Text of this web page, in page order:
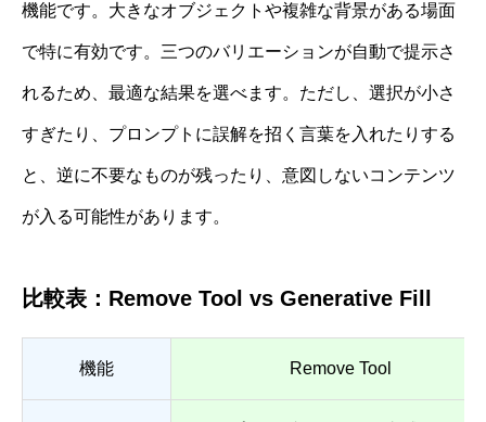
機能です。大きなオブジェクトや複雑な背景がある場面
で特に有効です。三つのバリエーションが自動で提示さ
れるため、最適な結果を選べます。ただし、選択が小さ
すぎたり、プロンプトに誤解を招く言葉を入れたりする
と、逆に不要なものが残ったり、意図しないコンテンツ
が入る可能性があります。
比較表：Remove Tool vs Generative Fill
機能 Remove Tool